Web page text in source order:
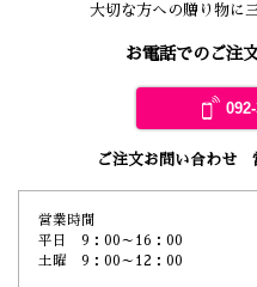
大切な方への贈り物に
お電話でのご注
ご注文お問い合わせ
営業時間
平日 9：00～16：00
土曜 9：00～12：00